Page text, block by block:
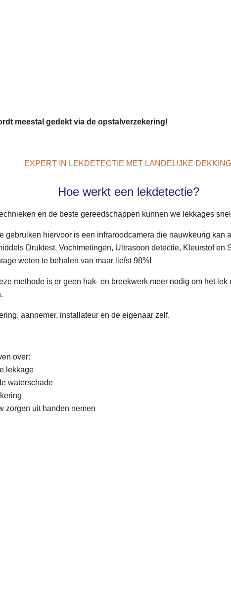
meestal gedekt via de opstalverzekering!
EXPERT IN LEKDETECTIE MET LANDELIJKE DEKKING
Hoe werkt een lekdetectie?
en de beste gereedschappen kunnen we lekkages
gebruiken hiervoor is een infraroodcamera die nauwkeurig kan
Druktest, Vochtmetingen, Ultrasoon detectie, Kleurstof en
weten te behalen van maar liefst 98%!
methode is er geen hak- en breekwerk meer nodig om het
aannemer, installateur en de eigenaar zelf.
over:
lekkage
waterschade
zorgen uit handen nemen